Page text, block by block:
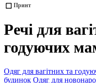
Принт
Речі для
годуючих
Одяг для вагітних та
будинок Одяг для